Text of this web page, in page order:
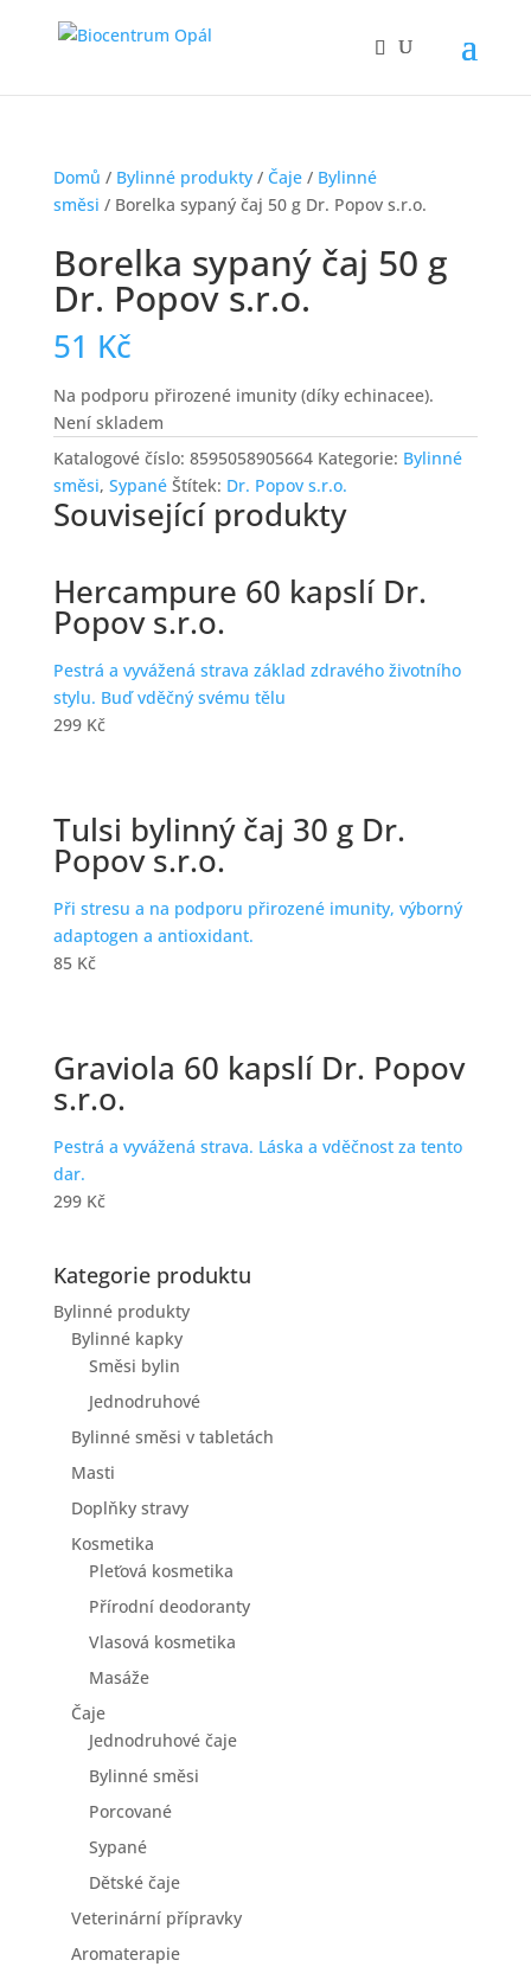
Domů / Bylinné produkty/ Čaje/ Bylinné
směsi / Borelka sypaný čaj 50 g Dr. Popov s.r.o.
Borelka sypaný čaj 50 g
Dr. Popov s.r.o.
51 Kč
Na podporu přirozené imunity (díky echinacee).
Není skladem
Katalogové číslo: 8595058905664 Kategorie: Bylinné
směsi, Sypané Štítek: Dr. Popov s.r.o.
Související produkty
Hercampure 60 kapslí Dr.
Popov s.r.o.
Pestrá a vyvážená strava základ zdravého životního
stylu. Buď vděčný svému tělu
299 Kč
Tulsi bylinný čaj 30 g Dr.
Popov s.r.o.
Při stresu a na podporu přirozené imunity, výborný
adaptogen a antioxidant.
85 Kč
Graviola 60 kapslí Dr. Popov
s.r.o.
Pestrá a vyvážená strava. Láska a vděčnost za tento
dar.
299 Kč
Kategorie produktu
Bylinné produkty
Bylinné kapky
Směsi bylin
Jednodruhové
Bylinné směsi v tabletách
Masti
Doplňky stravy
Kosmetika
Pleťová kosmetika
Přírodní deodoranty
Vlasová kosmetika
Masáže
Čaje
Jednodruhové čaje
Bylinné směsi
Porcované
Sypané
Dětské čaje
Veterinární přípravky
Aromaterapie